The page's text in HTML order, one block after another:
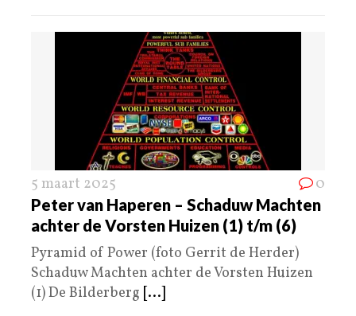
5 maart 2025 0
Peter van Haperen – Schaduw Machten
achter de Vorsten Huizen (1) t/m (6)
Pyramid of Power (foto Gerrit de Herder)
Schaduw Machten achter de Vorsten Huizen
(1) De Bilderberg [...]